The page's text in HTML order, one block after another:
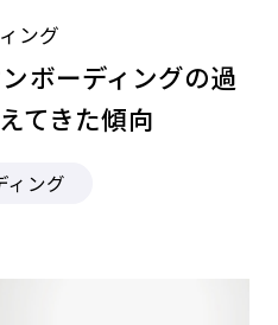
ング
ボーディングの過
てきた傾向
ィング